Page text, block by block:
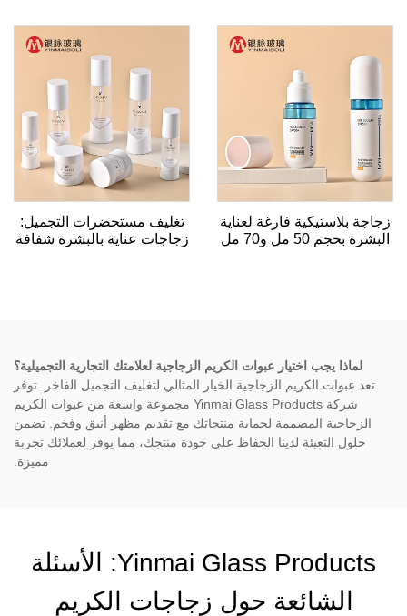
مسطح مضخة بلا هواء زجاجة
مع مضخة كريم للمستحضرات
صرف
زجاجة بلاستيكية فارغة لعناية
البشرة بحجم 50 مل و70 مل
تغليف مستحضرات التجميل:
زجاجات عناية بالبشرة شفافة
لماذا يجب اختيار عبوات الكريم الزجاجية لعلامتك التجارية التجميلية؟
تعد عبوات الكريم الزجاجية الخيار المثالي لتغليف التجميل الفاخر. توفر
شركة Yinmai Glass Products مجموعة واسعة من عبوات الكريم
الزجاجية المصممة لحماية منتجاتك مع تقديم مظهر أنيق وفخم. تضمن
حلول التعبئة لدينا الحفاظ على جودة منتجك، مما يوفر لعملائك تجربة
مميزة.
Yinmai Glass Products: الأسئلة
الشائعة حول زجاجات الكريم